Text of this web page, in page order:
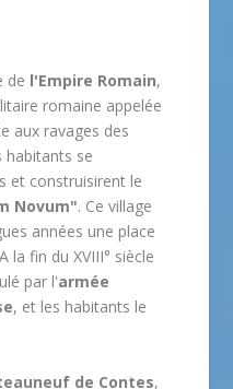
de l'Empire Romain,
romaine appelée
aux ravages des
habitants se
et construisirent le
Novum". Ce village
années une place
la fin du XVIII° siècle
par l'armée
, et les habitants le
de Contes,